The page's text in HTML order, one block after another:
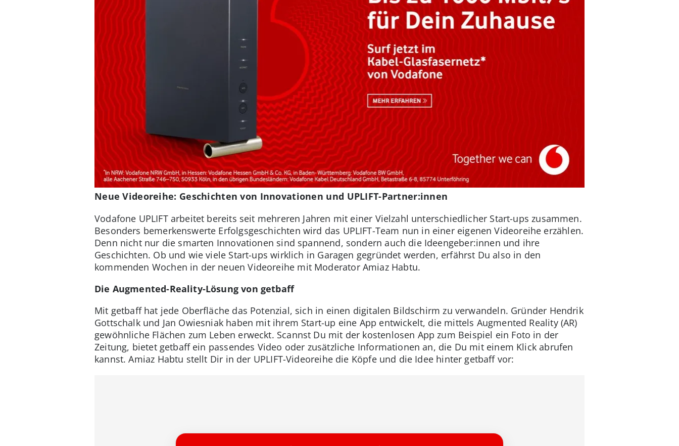
Neue Videoreihe: Geschichten von Innovationen und UPLIFT-Partner:innen
Vodafone UPLIFT arbeitet bereits seit mehreren Jahren mit einer Vielzahl unterschiedlicher Start-ups zusammen.
Besonders bemerkenswerte Erfolgsgeschichten wird das UPLIFT-Team nun in einer eigenen Videoreihe erzählen.
Denn nicht nur die smarten Innovationen sind spannend, sondern auch die Ideengeber:innen und ihre
Geschichten. Ob und wie viele Start-ups wirklich in Garagen gegründet werden, erfährst Du also in den
kommenden Wochen in der neuen Videoreihe mit Moderator Amiaz Habtu.
Die Augmented-Reality-Lösung von getbaff
Mit getbaff hat jede Oberfläche das Potenzial, sich in einen digitalen Bildschirm zu verwandeln. Gründer Hendrik
Gottschalk und Jan Owiesniak haben mit ihrem Start-up eine App entwickelt, die mittels Augmented Reality (AR)
gewöhnliche Flächen zum Leben erweckt. Scannst Du mit der kostenlosen App zum Beispiel ein Foto in der
Zeitung, bietet getbaff ein passendes Video oder zusätzliche Informationen an, die Du mit einem Klick abrufen
kannst. Amiaz Habtu stellt Dir in der UPLIFT-Videoreihe die Köpfe und die Idee hinter getbaff vor: